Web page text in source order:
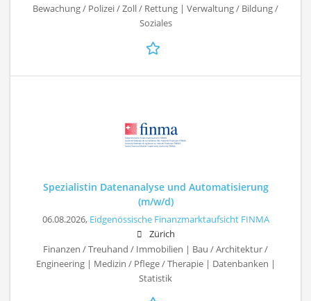
Bewachung / Polizei / Zoll / Rettung | Verwaltung / Bildung /
Soziales
Spezialistin Datenanalyse und Automatisierung
(m/w/d)
06.08.2026, Eidgenössische Finanzmarktaufsicht FINMA
Zürich
Finanzen / Treuhand / Immobilien | Bau / Architektur /
Engineering | Medizin / Pflege / Therapie | Datenbanken |
Statistik